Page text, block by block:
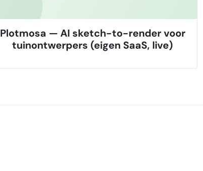
Plotmosa — AI sketch-to-render voor
tuinontwerpers (eigen SaaS, live)